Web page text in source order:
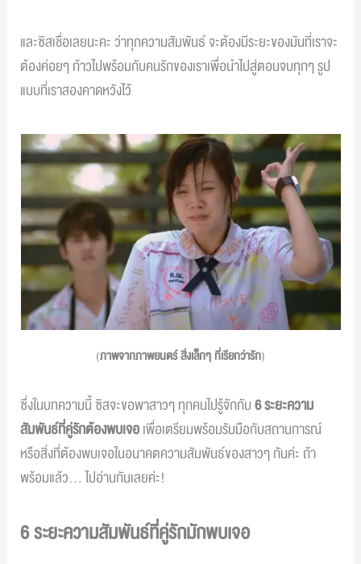
และซิสเชื่อเลยนะคะ ว่าทุกความสัมพันธ์ จะต้องมีระยะของมันที่เราจะ
ต้องค่อยๆ ก้าวไปพร้อมกับคนรักของเราเพื่อนำไปสู่ตอนจบทุกๆ รูป
แบบที่เราสองคาดหวังไว้
(ภาพจากภาพยนตร์ สิ่งเล็กๆ ที่เรียกว่ารัก)
ซึ่งในบทความนี้ ซิสจะขอพาสาวๆ ทุกคนไปรู้จักกับ6 ระยะความ
สัมพันธ์ที่คู่รักต้องพบเจอเพื่อเตรียมพร้อมรับมือกับสถานการณ์
หรือสิ่งที่ต้องพบเจอในอนาคตความสัมพันธ์ของสาวๆ กันค่ะ ถ้า
พร้อมแล้ว… ไปอ่านกันเลยค่ะ!
6 ระยะความสัมพันธ์ที่คู่รักมักพบเจอ